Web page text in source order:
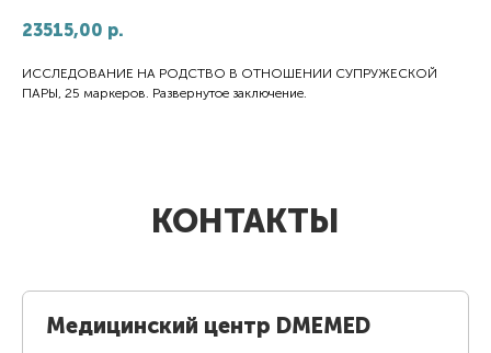
23515,00 р.
ИССЛЕДОВАНИЕ НА РОДСТВО В ОТНОШЕНИИ СУПРУЖЕСКОЙ
ПАРЫ, 25 маркеров. Развернутое заключение.
КОНТАКТЫ
Медицинский центр DMEMED